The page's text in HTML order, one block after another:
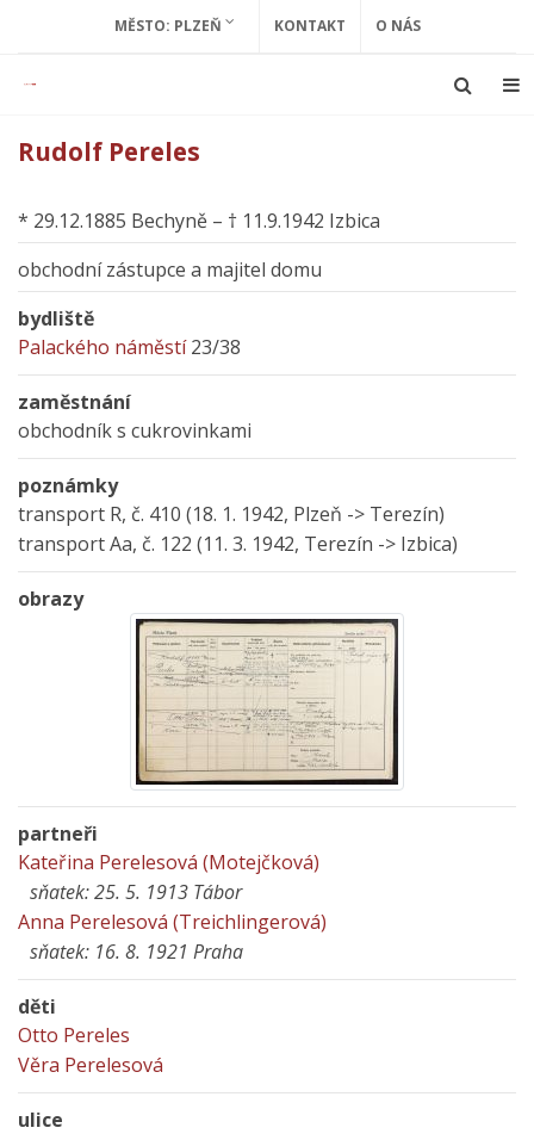
MĚSTO: PLZEŇ KONTAKT O NÁS
Rudolf Pereles
* 29.12.1885 Bechyně – † 11.9.1942 Izbica
obchodní zástupce a majitel domu
bydliště
Palackého náměstí23/38
zaměstnání
obchodník s cukrovinkami
poznámky
transport R, č. 410 (18. 1. 1942, Plzeň -> Terezín)
transport Aa, č. 122 (11. 3. 1942, Terezín -> Izbica)
obrazy
partneři
Kateřina Perelesová (Motejčková)
sňatek: 25. 5. 1913 Tábor
Anna Perelesová (Treichlingerová)
sňatek: 16. 8. 1921 Praha
děti
Otto Pereles
Věra Perelesová
ulice